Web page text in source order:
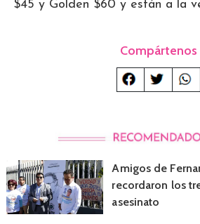
$45 y Golden $60 y están a la
Compártenos
Amigos de
recordaron los
asesinato